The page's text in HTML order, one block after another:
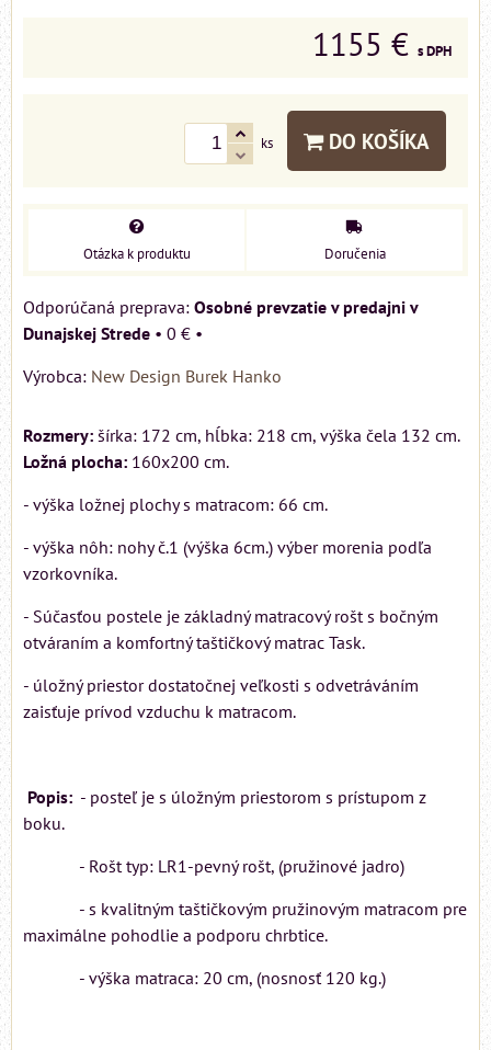
1155 € s DPH
ks DO KOŠÍKA
Otázka k produktu Doručenia
Osobné prevzatie v predajni v
Dunajskej Strede • 0 € •
Výrobca: New Design Burek Hanko
Rozmery: šírka: 172 cm, hĺbka: 218 cm, výška čela 132 cm.
Ložná plocha: 160x200 cm.
- výška ložnej plochy s matracom: 66 cm.
- výška nôh: nohy č.1 (výška 6cm.) výber morenia podľa
vzorkovníka.
- Súčasťou postele je základný matracový rošt s bočným
otváraním a komfortný taštičkový matrac Task.
- úložný priestor dostatočnej veľkosti s odvetráváním
zaisťuje prívod vzduchu k matracom.
Popis: - posteľ je s úložným priestorom s prístupom z
boku.
- Rošt typ: LR1-pevný rošt, (pružinové jadro)
- s kvalitným taštičkovým pružinovým matracom pre
maximálne pohodlie a podporu chrbtice.
- výška matraca: 20 cm, (nosnosť 120 kg.)